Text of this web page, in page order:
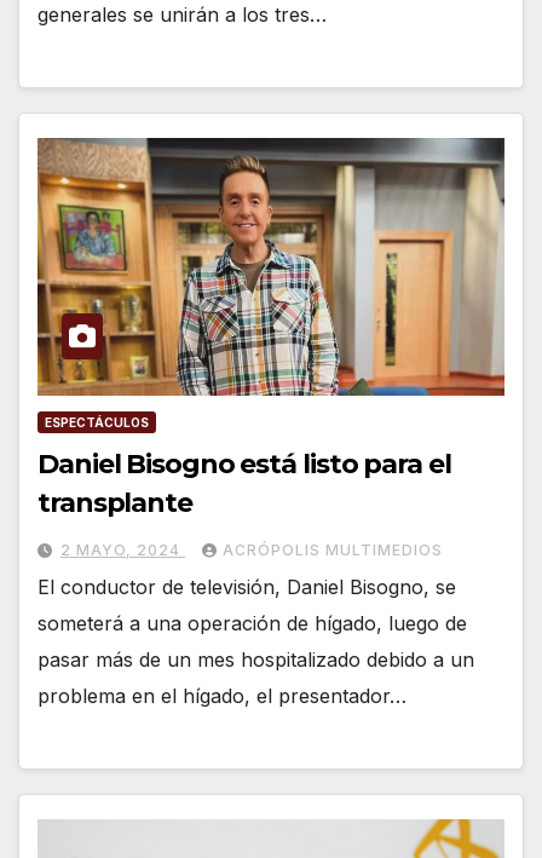
generales se unirán a los tres…
ESPECTÁCULOS
Daniel Bisogno está listo para el
transplante
2 MAYO, 2024 ACRÓPOLIS MULTIMEDIOS
El conductor de televisión, Daniel Bisogno, se
someterá a una operación de hígado, luego de
pasar más de un mes hospitalizado debido a un
problema en el hígado, el presentador…